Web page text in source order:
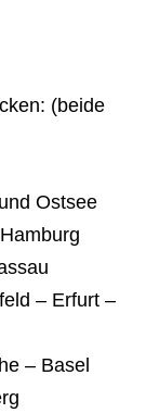
(beide
Ostsee
– Erfurt –
– Basel